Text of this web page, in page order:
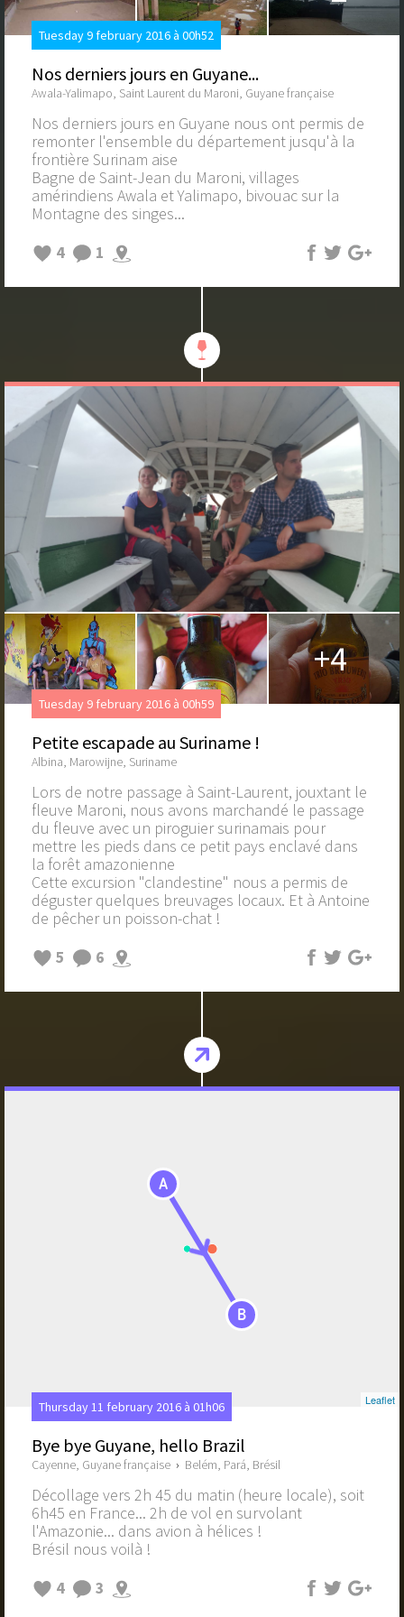
Tuesday 9 february 2016 à 00h52
Nos derniers jours en Guyane...
Awala-Yalimapo, Saint Laurent du Maroni, Guyane française
Nos derniers jours en Guyane nous ont permis de
remonter l'ensemble du département jusqu'à la
frontière Surinam aise
Bagne de Saint-Jean du Maroni, villages
amérindiens Awala et Yalimapo, bivouac sur la
Montagne des singes...
4
1
+4
Tuesday 9 february 2016 à 00h59
Petite escapade au Suriname !
Albina, Marowijne, Suriname
Lors de notre passage à Saint-Laurent, jouxtant le
fleuve Maroni, nous avons marchandé le passage
du fleuve avec un piroguier surinamais pour
mettre les pieds dans ce petit pays enclavé dans
la forêt amazonienne
Cette excursion "clandestine" nous a permis de
déguster quelques breuvages locaux. Et à Antoine
de pêcher un poisson-chat !
5
6
A
B
Leaflet
Thursday 11 february 2016 à 01h06
Bye bye Guyane, hello Brazil
Cayenne, Guyane française › Belém, Pará, Brésil
Décollage vers 2h 45 du matin (heure locale), soit
6h45 en France... 2h de vol en survolant
l'Amazonie... dans avion à hélices !
Brésil nous voilà !
4
3